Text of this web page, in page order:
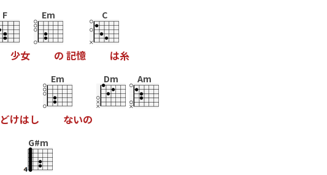
F
少女
Em
の 記憶
C
は糸
どけはし
Em
ないの
Dm Am
G#m